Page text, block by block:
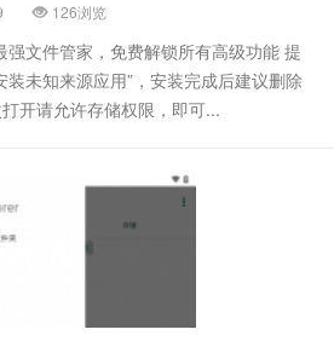
126浏览
强文件管家，免费解锁所有高级功能 提
装未知来源应用”，安装完成后建议删除
开请允许存储权限，即可...